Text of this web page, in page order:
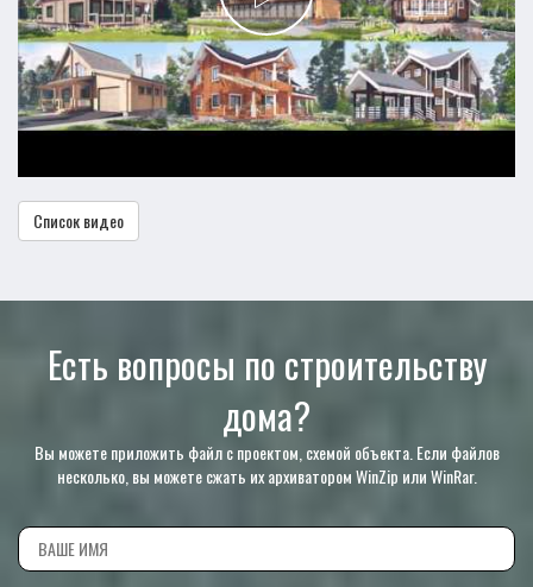
Список видео
Есть вопросы по строительству
дома?
Вы можете приложить файл с проектом, схемой объекта. Если файлов
несколько, вы можете сжать их архиватором WinZip или WinRar.